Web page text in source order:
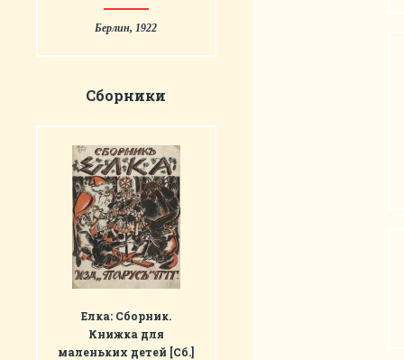
Берлин, 1922
Сборники
Елка: Сборник.
Книжка для
маленьких детей [Сб.]